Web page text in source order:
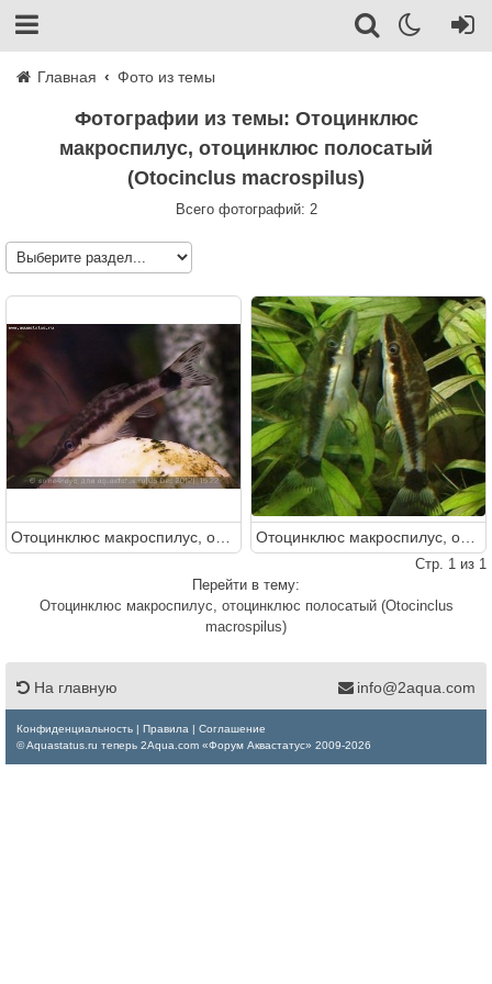
Главная Фото из темы
Фотографии из темы: Отоцинклюс
макроспилус, отоцинклюс полосатый
(Otocinclus macrospilus)
Всего фотографий: 2
Стр. 1 из 1
Перейти в тему:
Отоцинклюс макроспилус, отоцинклюс полосатый (Otocinclus
macrospilus)
На главную info@2aqua.com
Конфиденциальность Правила
Соглашение
© Aquastatus.ru теперь 2Aqua.com «Форум Аквастатус» 2009-2026